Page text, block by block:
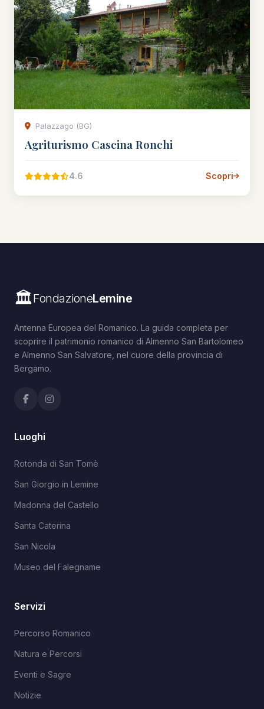
Palazzago (BG)
Agriturismo Cascina Ronchi
4.6 Scopri
🏛️FondazioneLemine
Antenna Europea del Romanico. La guida completa per
scoprire il patrimonio romanico di Almenno San Bartolomeo
e Almenno San Salvatore, nel cuore della provincia di
Bergamo.
Luoghi
Rotonda di San Tomè
San Giorgio in Lemine
Madonna del Castello
Santa Caterina
San Nicola
Museo del Falegname
Servizi
Percorso Romanico
Natura e Percorsi
Eventi e Sagre
Notizie